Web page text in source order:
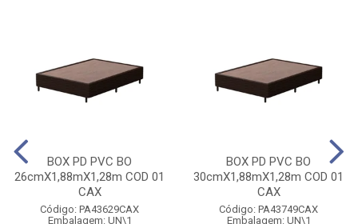
BOX PD PVC BO
26cmX1,88mX1,28m COD 01
CAX
Código: PA43629CAX
Embalagem: UN\1
BOX PD PVC BO
30cmX1,88mX1,28m COD 01
CAX
Código: PA43749CAX
Embalagem: UN\1